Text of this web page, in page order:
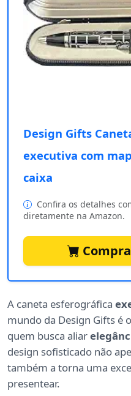
Design Gifts
executiva com
caixa
Confira os detalhes
diretamente na Amazon.
A caneta esferográfica
mundo da Design Gifts é
quem busca aliar
design sofisticado não
também a torna uma
presentear.